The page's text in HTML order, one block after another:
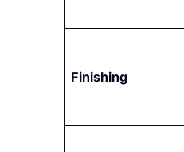
Finishing